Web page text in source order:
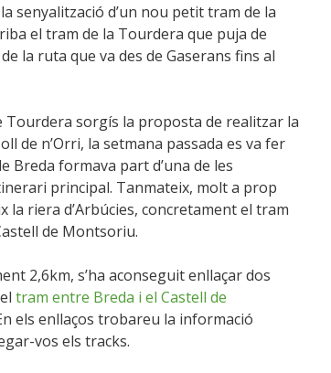
senyalització d’un nou petit tram de la
el tram de la Tourdera que puja de
la ruta que va des de Gaserans fins al
Tourdera sorgís la proposta de realitzar la
de n’Orri, la setmana passada es va fer
Breda formava part d’una de les
principal. Tanmateix, molt a prop
la riera d’Arbúcies, concretament el tram
de Montsoriu.
2,6km, s’ha aconseguit enllaçar dos
tram entre Breda i el Castell de
els enllaços trobareu la informació
vos els tracks.